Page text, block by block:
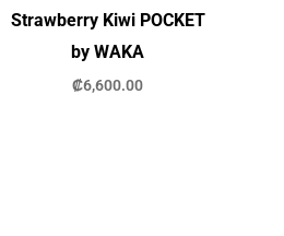
Strawberry Kiwi POCKET
by WAKA
₡6,600.00